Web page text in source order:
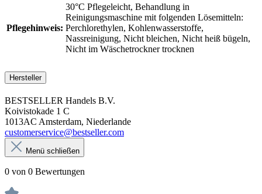
Pflegehinweis:
30°C Pflegeleicht, Behandlung in
Reinigungsmaschine mit folgenden Lösemitteln:
Perchlorethylen, Kohlenwasserstoffe,
Nassreinigung, Nicht bleichen, Nicht heiß bügeln,
Nicht im Wäschetrockner trocknen
Hersteller
BESTSELLER Handels B.V.
Koivistokade 1 C
1013AC Amsterdam, Niederlande
customerservice@bestseller.com
Menü schließen
0 von 0 Bewertungen